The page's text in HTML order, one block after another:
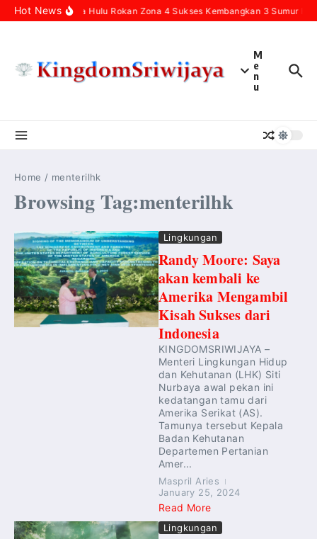
Skip to content
Hot NewsPertamina Hulu Rokan Zona 4 Sukses Kembangkan 3 Sumur
M
e
n
u
Home / menterilhk
Browsing Tag:menterilhk
Lingkungan
Randy Moore: Saya
akan kembali ke
Amerika Mengambil
Kisah Sukses dari
Indonesia
KINGDOMSRIWIJAYA –
Menteri Lingkungan Hidup
dan Kehutanan (LHK) Siti
Nurbaya awal pekan ini
kedatangan tamu dari
Amerika Serikat (AS).
Tamunya tersebut Kepala
Badan Kehutanan
Departemen Pertanian
Amer...
Maspril Aries
January 25, 2024
Read More
Lingkungan